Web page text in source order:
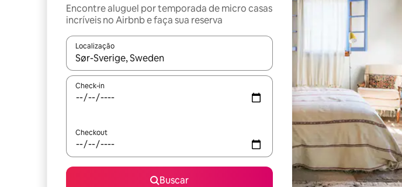
Encontre aluguel por temporada de micro casas
incríveis no Airbnb e faça sua reserva
Localização
Quando os resultados estiverem disponíveis, explore-os usando as seta para cima e
Check-in
Checkout
Buscar